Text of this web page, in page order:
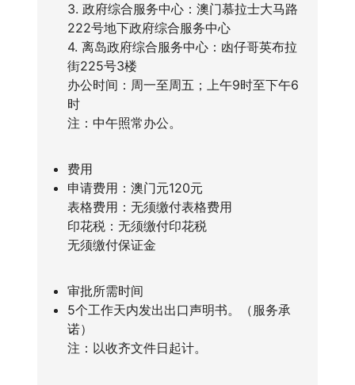
3. 政府综合服务中心：澳门慕拉士大马路
222号地下政府综合服务中心
4. 离岛政府综合服务中心：凼仔哥英布拉
街225号3楼
办公时间：周一至周五；上午9时至下午6
时
注：中午照常办公。
费用
申请费用：澳门元120元
表格费用：无须缴付表格费用
印花税：无须缴付印花税
无须缴付保证金
审批所需时间
5个工作天内发出出口声明书。（服务承
诺）
注：以收齐文件日起计。